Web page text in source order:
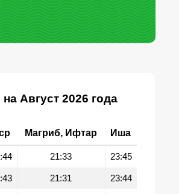
Август 2026 года
Магриб, Ифтар Иша
21:33 23:45
21:31 23:44